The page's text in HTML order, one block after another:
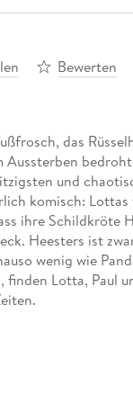
Bewerten
das
Aussterben
und
komisch:
ihre Schildkröte
Heesters ist
wenig wie
finden Lotta, Paul